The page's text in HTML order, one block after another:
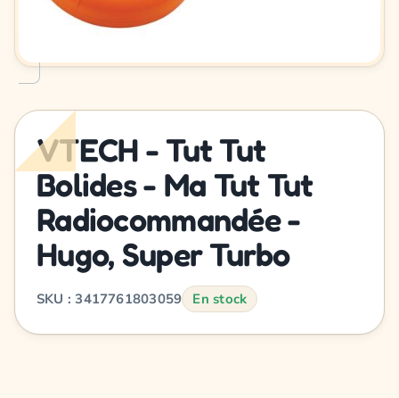
VTECH - Tut Tut
Bolides - Ma Tut Tut
Radiocommandée -
Hugo, Super Turbo
SKU : 3417761803059 En stock